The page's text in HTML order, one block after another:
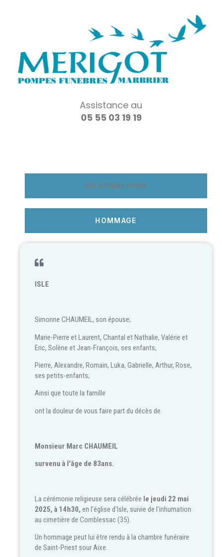
Assistance au
05 55 03 19 19
INFORMATIONS
HOMMAGE
ISLE
Simonne CHAUMEIL, son épouse;
Marie-Pierre et Laurent, Chantal et Nathalie, Valérie et
Eric, Solène et Jean-François, ses enfants;
Pierre, Alexandre, Romain, Luka, Gabrielle, Arthur, Rose,
ses petits-enfants;
Ainsi que toute la famille
ont la douleur de vous faire part du décès de
Monsieur Marc CHAUMEIL
survenu à l'âge de 83ans.
La cérémonie religieuse sera célébrée le jeudi 22 mai
2025, à 14h30, en l'église d'Isle, suivie de l'inhumation
au cimetière de Comblessac (35).
Un hommage peut lui être rendu à la chambre funéraire
de Saint-Priest sour Aixe.